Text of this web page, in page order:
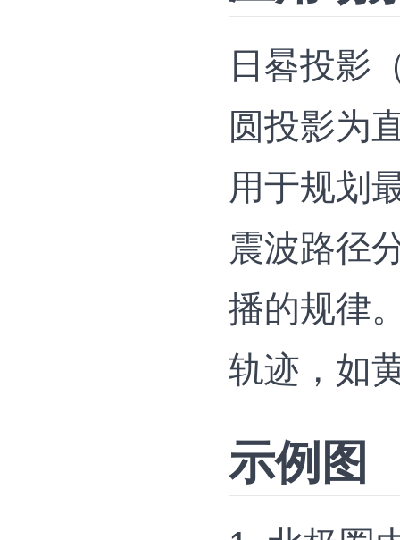
日晷投影
圆投影为
用于规划
震波路径
播的规律‌
轨迹，如
示例图